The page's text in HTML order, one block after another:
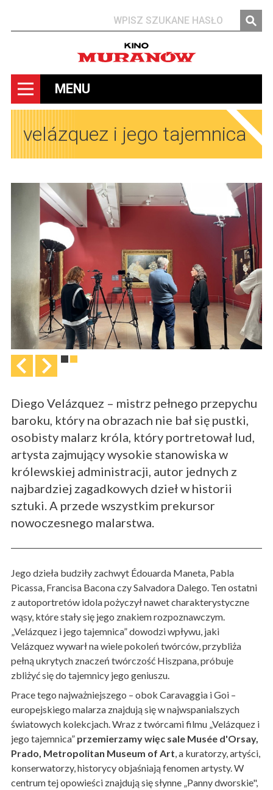
MENU
velázquez i jego tajemnica
Obrazy
Obrazy
Diego Velázquez – mistrz pełnego przepychu
baroku, który na obrazach nie bał się pustki,
osobisty malarz króla, który portretował lud,
artysta zajmujący wysokie stanowiska w
królewskiej administracji, autor jednych z
najbardziej zagadkowych dzieł w historii
sztuki. A przede wszystkim prekursor
nowoczesnego malarstwa.
Jego dzieła budziły zachwyt Édouarda Maneta, Pabla
Picassa, Francisa Bacona czy Salvadora Dalego. Ten ostatni
z autoportretów idola pożyczył nawet charakterystyczne
wąsy, które stały się jego znakiem rozpoznawczym.
„Velázquez i jego tajemnica” dowodzi wpływu, jaki
Velázquez wywarł na wiele pokoleń twórców, przybliża
pełną ukrytych znaczeń twórczość Hiszpana, próbuje
zbliżyć się do tajemnicy jego geniuszu.
Prace tego najważniejszego – obok Caravaggia i Goi –
europejskiego malarza znajdują się w najwspanialszych
światowych kolekcjach. Wraz z twórcami filmu „Velázquez i
jego tajemnica” przemierzamy więc sale Musée d'Orsay,
Prado, Metropolitan Museum of Art , a kuratorzy, artyści,
konserwatorzy, historycy objaśniają fenomen artysty. W
centrum tej opowieści znajdują się słynne „Panny dworskie",